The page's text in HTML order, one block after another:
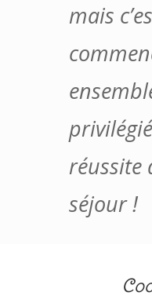
mais
réussite
séjour !